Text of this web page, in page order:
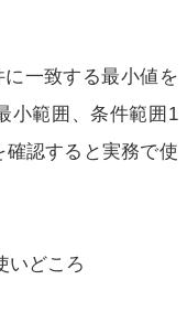
一致する最小値を
小範囲、条件範囲1
認すると実務で使
いどころ